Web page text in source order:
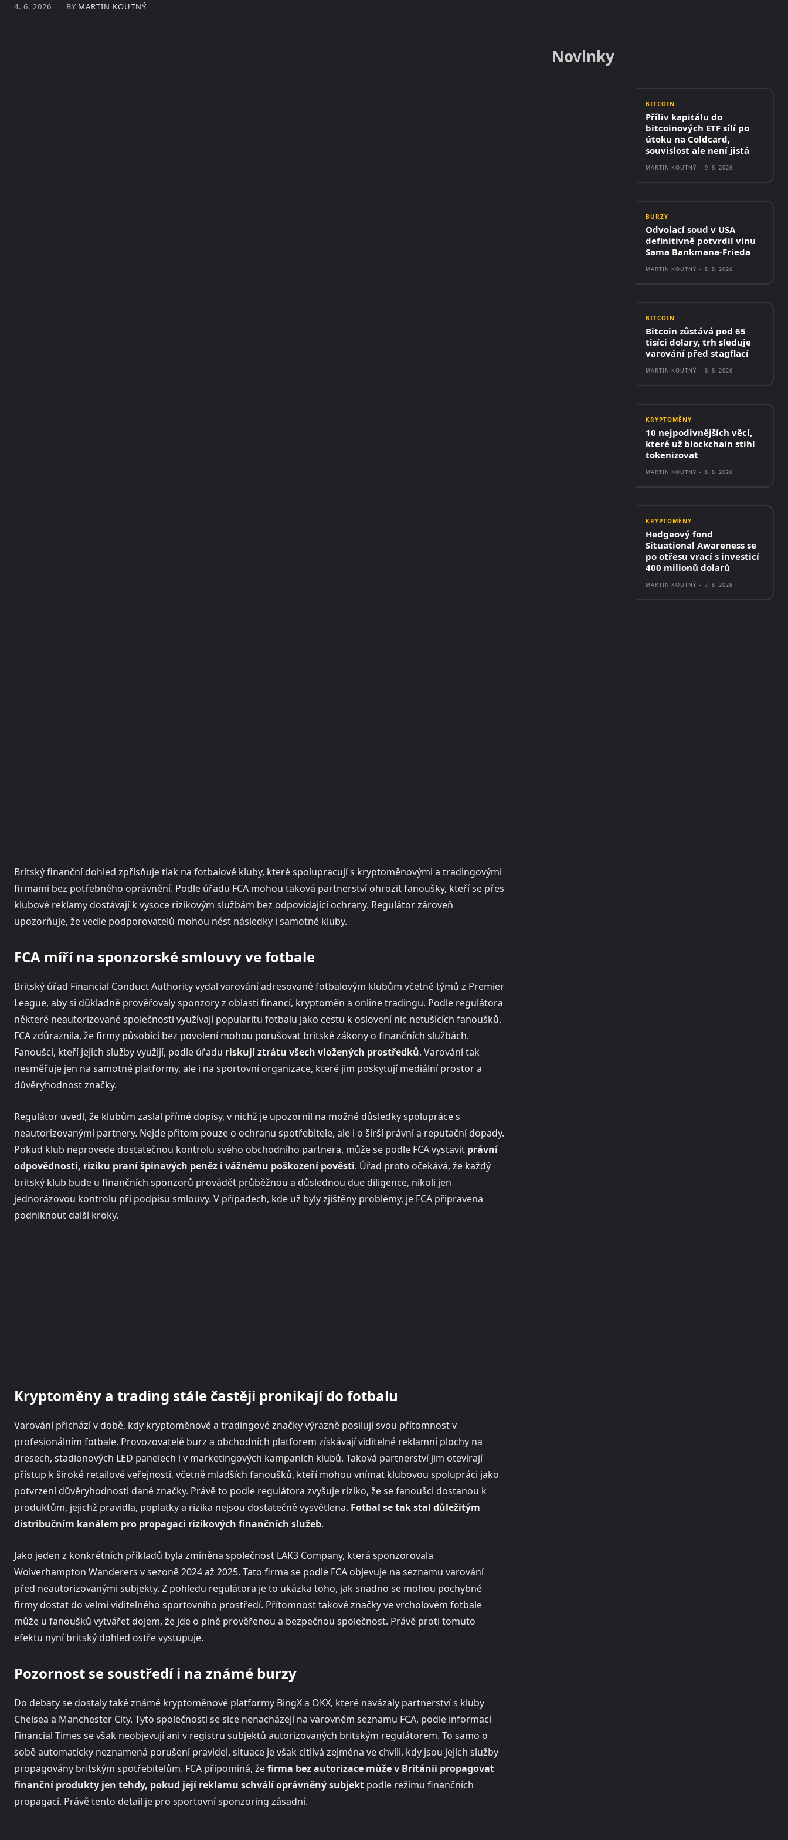
4. 6. 2026 BY MARTIN KOUTNÝ
Britský finanční dohled zpřísňuje tlak na fotbalové kluby, které spolupracují s kryptoměnovými a tradingovými
firmami bez potřebného oprávnění. Podle úřadu FCA mohou taková partnerství ohrozit fanoušky, kteří se přes
klubové reklamy dostávají k vysoce rizikovým službám bez odpovídající ochrany. Regulátor zároveň
upozorňuje, že vedle podporovatelů mohou nést následky i samotné kluby.
FCA míří na sponzorské smlouvy ve fotbale
Britský úřad Financial Conduct Authority vydal varování adresované fotbalovým klubům včetně týmů z Premier
League, aby si důkladně prověřovaly sponzory z oblasti financí, kryptoměn a online tradingu. Podle regulátora
některé neautorizované společnosti využívají popularitu fotbalu jako cestu k oslovení nic netušících fanoušků.
FCA zdůraznila, že firmy působící bez povolení mohou porušovat britské zákony o finančních službách.
Fanoušci, kteří jejich služby využijí, podle úřadu riskují ztrátu všech vložených prostředků. Varování tak
nesměřuje jen na samotné platformy, ale i na sportovní organizace, které jim poskytují mediální prostor a
důvěryhodnost značky.
Regulátor uvedl, že klubům zaslal přímé dopisy, v nichž je upozornil na možné důsledky spolupráce s
neautorizovanými partnery. Nejde přitom pouze o ochranu spotřebitele, ale i o širší právní a reputační dopady.
Pokud klub neprovede dostatečnou kontrolu svého obchodního partnera, může se podle FCA vystavit právní
odpovědnosti, riziku praní špinavých peněz i vážnému poškození pověsti. Úřad proto očekává, že každý
britský klub bude u finančních sponzorů provádět průběžnou a důslednou due diligence, nikoli jen
jednorázovou kontrolu při podpisu smlouvy. V případech, kde už byly zjištěny problémy, je FCA připravena
podniknout další kroky.
Kryptoměny a trading stále častěji pronikají do fotbalu
Varování přichází v době, kdy kryptoměnové a tradingové značky výrazně posilují svou přítomnost v
profesionálním fotbale. Provozovatelé burz a obchodních platforem získávají viditelné reklamní plochy na
dresech, stadionových LED panelech i v marketingových kampaních klubů. Taková partnerství jim otevírají
přístup k široké retailové veřejnosti, včetně mladších fanoušků, kteří mohou vnímat klubovou spolupráci jako
potvrzení důvěryhodnosti dané značky. Právě to podle regulátora zvyšuje riziko, že se fanoušci dostanou k
produktům, jejichž pravidla, poplatky a rizika nejsou dostatečně vysvětlena. Fotbal se tak stal důležitým
distribučním kanálem pro propagaci rizikových finančních služeb.
Jako jeden z konkrétních příkladů byla zmíněna společnost LAK3 Company, která sponzorovala
Wolverhampton Wanderers v sezoně 2024 až 2025. Tato firma se podle FCA objevuje na seznamu varování
před neautorizovanými subjekty. Z pohledu regulátora je to ukázka toho, jak snadno se mohou pochybné
firmy dostat do velmi viditelného sportovního prostředí. Přítomnost takové značky ve vrcholovém fotbale
může u fanoušků vytvářet dojem, že jde o plně prověřenou a bezpečnou společnost. Právě proti tomuto
efektu nyní britský dohled ostře vystupuje.
Pozornost se soustředí i na známé burzy
Do debaty se dostaly také známé kryptoměnové platformy BingX a OKX, které navázaly partnerství s kluby
Chelsea a Manchester City. Tyto společnosti se sice nenacházejí na varovném seznamu FCA, podle informací
Financial Times se však neobjevují ani v registru subjektů autorizovaných britským regulátorem. To samo o
sobě automaticky neznamená porušení pravidel, situace je však citlivá zejména ve chvíli, kdy jsou jejich služby
propagovány britským spotřebitelům. FCA připomíná, žefirma bez autorizace může v Británii propagovat
finanční produkty jen tehdy, pokud její reklamu schválí oprávněný subjekt podle režimu finančních
propagací. Právě tento detail je pro sportovní sponzoring zásadní.
Novinky
BITCOIN
Příliv kapitálu do
bitcoinových ETF sílí po
útoku na Coldcard,
souvislost ale není jistá
MARTIN KOUTNÝ - 9. 8. 2026
BURZY
Odvolací soud v USA
definitivně potvrdil vinu
Sama Bankmana-Frieda
MARTIN KOUTNÝ - 8. 8. 2026
BITCOIN
Bitcoin zůstává pod 65
tisíci dolary, trh sleduje
varování před stagflací
MARTIN KOUTNÝ - 8. 8. 2026
KRYPTOMĚNY
10 nejpodivnějších věcí,
které už blockchain stihl
tokenizovat
MARTIN KOUTNÝ - 8. 8. 2026
KRYPTOMĚNY
Hedgeový fond
Situational Awareness se
po otřesu vrací s investicí
400 milionů dolarů
MARTIN KOUTNÝ - 7. 8. 2026